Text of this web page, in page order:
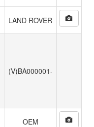
LAND ROVER
(V)BA000001-
OEM